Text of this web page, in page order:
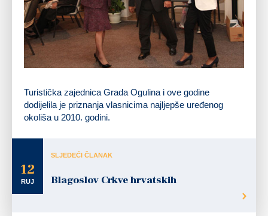
Turistička zajednica Grada Ogulina i ove godine
dodijelila je priznanja vlasnicima najljepše uređenog
okoliša u 2010. godini.
12
RUJ
SLJEDEĆI ČLANAK
Blagoslov Crkve hrvatskih